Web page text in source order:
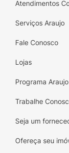
Definição
reposição
profunda
Uso
conforto
Atendimentos
Serviços Araujo
Fale Conosco
Lojas
Programa
Trabalhe
Seja um
Ofereça seu